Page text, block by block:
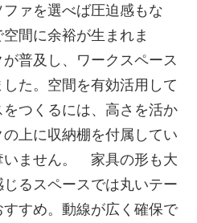
ァを選べば圧迫感もな
間に余裕が生まれま
普及し、ワークスペース
た。空間を有効活用して
つくるには、高さを活か
上に収納棚を付属してい
いません。 家具の形も大
るスペースでは丸いテー
すめ。動線が広く確保で